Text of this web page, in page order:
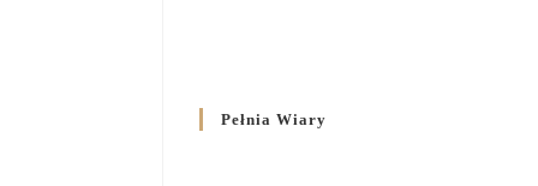
Pełnia Wiary